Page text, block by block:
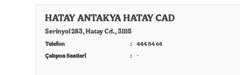
HATAY ANTAKYA HATAY CAD
Serinyol 283, Hatay Cd., 31115
Telefon
444 54 64
Çalışma Saatleri
-